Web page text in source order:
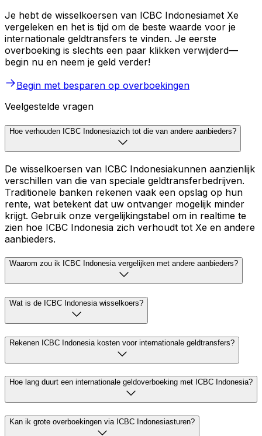
Je hebt de wisselkoersen van ICBC Indonesiamet Xe
vergeleken en het is tijd om de beste waarde voor je
internationale geldtransfers te vinden. Je eerste
overboeking is slechts een paar klikken verwijderd—
begin nu en neem je geld verder!
Begin met besparen op overboekingen
Veelgestelde vragen
Hoe verhouden ICBC Indonesiazich tot die van andere aanbieders?
De wisselkoersen van ICBC Indonesiakunnen aanzienlijk
verschillen van die van speciale geldtransferbedrijven.
Traditionele banken rekenen vaak een opslag op hun
rente, wat betekent dat uw ontvanger mogelijk minder
krijgt. Gebruik onze vergelijkingstabel om in realtime te
zien hoe ICBC Indonesia zich verhoudt tot Xe en andere
aanbieders.
Waarom zou ik ICBC Indonesia vergelijken met andere aanbieders?
Wat is de ICBC Indonesia wisselkoers?
Rekenen ICBC Indonesia kosten voor internationale geldtransfers?
Hoe lang duurt een internationale geldoverboeking met ICBC Indonesia?
Kan ik grote overboekingen via ICBC Indonesiasturen?